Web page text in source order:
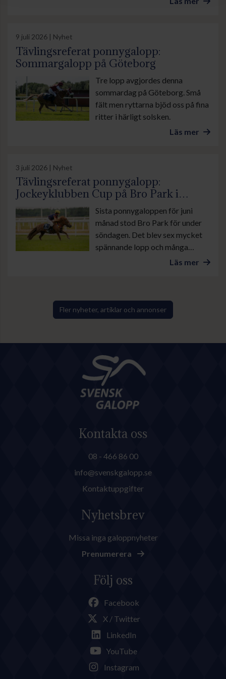
9 juli 2026 | Nyhet
Tävlingsreferat ponnygalopp:
Sommargalopp på Göteborg
Tre lopp avgjordes denna
sommardag på Göteborg. Små
fält men ryttarna bjöd oss på fina
ritter i härligt solsken.
Läs mer
3 juli 2026 | Nyhet
Tävlingsreferat ponnygalopp:
Jockeyklubben Cup på Bro Park i
sommarhettan
Sista ponnygaloppen för juni
månad stod Bro Park för under
söndagen. Det blev sex mycket
spännande lopp och många
mycket fint pyntade ponnyer.
Läs mer
Fler nyheter, artiklar och annonser
Kontakta oss
08 - 466 86 00
info@svenskgalopp.se
Kontaktuppgifter
Nyhetsbrev
Missa inga galoppnyheter
Prenumerera
Följ oss
Facebook
X / Twitter
LinkedIn
YouTube
Instagram